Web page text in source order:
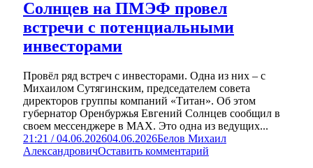
Солнцев на ПМЭФ провел
встречи с потенциальными
инвесторами
Провёл ряд встреч с инвесторами. Одна из них – с
Михаилом Сутягинским, председателем совета
директоров группы компаний «Титан». Об этом
губернатор Оренбуржья Евгений Солнцев сообщил в
своем мессенджере в МАХ. Это одна из ведущих...
21:21 / 04.06.202604.06.2026Белов Михаил
АлександровичОставить комментарий